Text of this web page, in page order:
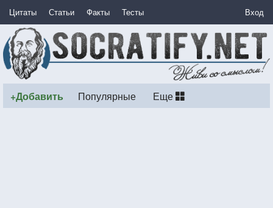
Цитаты Статьи Факты Тесты Вход
+Добавить Популярные Еще